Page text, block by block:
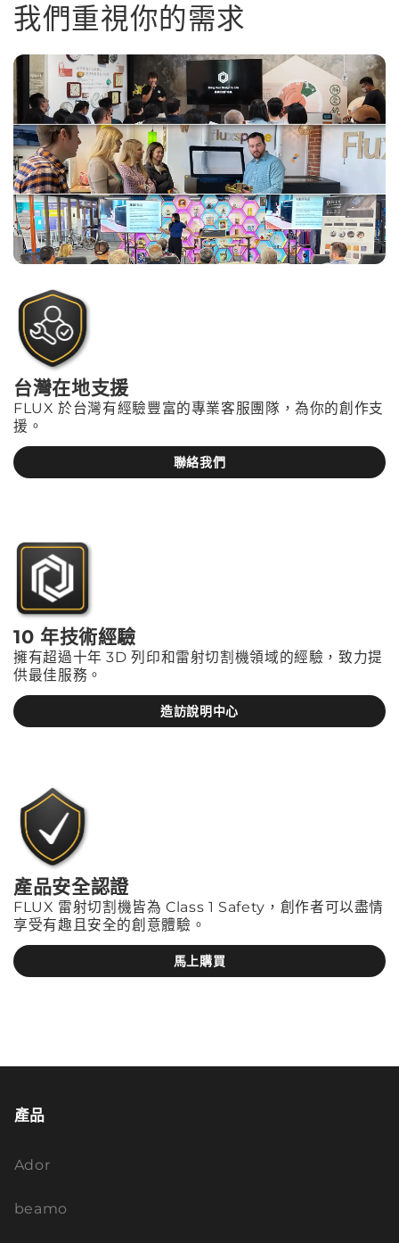
我們重視你的需求
台灣在地支援
FLUX 於台灣有經驗豐富的專業客服團隊，為你的創作支
援。
聯絡我們
10 年技術經驗
擁有超過十年 3D 列印和雷射切割機領域的經驗，致力提
供最佳服務。
造訪說明中心
產品安全認證
FLUX 雷射切割機皆為 Class 1 Safety，創作者可以盡情
享受有趣且安全的創意體驗。
馬上購買
產品
Ador
beamo